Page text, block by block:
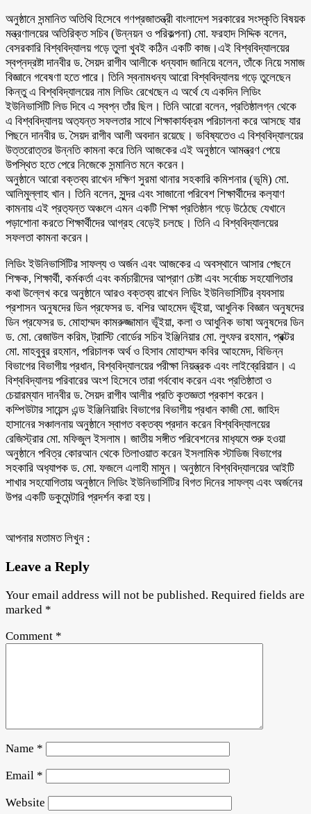
অনুষ্ঠানে সন্মানিত অতিথি হিসেবে গণপ্রজাতন্ত্রী বাংলাদেশ সরকারের সংস্কৃতি বিষয়ক
মন্ত্রণালয়ের অতিরিক্ত সচিব (উন্নয়ন ও পরিকল্পনা) মো. ফরহাদ সিদ্দিক বলেন,
বেসরকারি বিশ্ববিদ্যালয় গড়ে তুলা খুবই কঠিন একটি কাজ।এই বিশ্ববিদ্যালয়ের
স্বপ্নদ্রষ্টা দানবীর ড. সৈয়দ রাগীব আলীকে ধন্যবাদ জানিয়ে বলেন, তাঁকে নিয়ে সমাজ
বিজ্ঞানে গবেষণা হতে পারে। তিনি স্বনামধন্য আরো বিশ্ববিদ্যালয় গড়ে তুলেছেন
কিন্তু এ বিশ্ববিদ্যালয়ের নাম লিডিং রেখেছেন এ অর্থে যে একদিন লিডিং
ইউনিভার্সিটি লিড দিবে এ স্বপ্ন তাঁর ছিল। তিনি আরো বলেন, প্রতিষ্ঠালগ্ন থেকে
এ বিশ্ববিদ্যালয় অত‍্যন্ত সফলতার সাথে শিক্ষাকার্যক্রম পরিচালনা করে আসছে যার
পিছনে দানবীর ড. সৈয়দ রাগীব আলী অবদান রয়েছে। ভবিষ্যতেও এ বিশ্ববিদ্যালয়ের
উত্তরোত্তর উন্নতি কামনা করে তিনি আজকের এই অনুষ্ঠানে আমন্ত্রণ পেয়ে
উপস্থিত হতে পেরে নিজেকে সন্মানিত মনে করেন।
অনুষ্ঠানে আরো বক্তব্য রাখেন দক্ষিণ সুরমা থানার সহকারি কমিশনার (ভূমি) মো.
আলিমুল্লাহ খান। তিনি বলেন, সুন্দর এবং সাজানো পরিবেশ শিক্ষার্থীদের কল‍্যাণ
কামনায় এই প্রত‍্যন্ত অঞ্চলে এমন একটি শিক্ষা প্রতিষ্ঠান গড়ে উঠেছে যেখানে
পড়াশোনা করতে শিক্ষার্থীদের আগ্রহ বেড়েই চলছে। তিনি এ বিশ্ববিদ্যালয়ের
সফলতা কামনা করেন।
লিডিং ইউনিভার্সিটির সাফল্য ও অর্জন এবং আজকের এ অবস্থানে আসার পেছনে
শিক্ষক, শিক্ষার্থী, কর্মকর্তা এবং কর্মচারীদের আপ্রাণ চেষ্টা এবং সর্বোচ্চ সহযোগিতার
কথা উল্লেখ করে অনুষ্ঠানে আরও বক্তব্য রাখেন লিডিং ইউনিভার্সিটির ব‍্যবসায়
প্রশাসন অনুষদের ডিন প্রফেসর ড. বশির আহমেদ ভূঁইয়া, আধুনিক বিজ্ঞান অনুষদের
ডিন প্রফেসর ড. মোহাম্মদ কামরুজ্জামান ভূঁইয়া, কলা ও আধুনিক ভাষা অনুষদের ডিন
ড. মো. রেজাউল করিম, ট্রাস্টি বোর্ডের সচিব ইঞ্জিনিয়ার মো. লুৎফর রহমান, প্রক্টর
মো. মাহবুবুর রহমান, পরিচালক অর্থ ও হিসাব মোহাম্মদ কবির আহমেদ, বিভিন্ন
বিভাগের বিভাগীয় প্রধান, বিশ্ববিদ্যালয়ের পরীক্ষা নিয়ন্ত্রক এবং লাইব্রেরিয়ান। এ
বিশ্ববিদ্যালয় পরিবারের অংশ হিসেবে তারা গর্ববোধ করেন এবং প্রতিষ্ঠাতা ও
চেয়ারম্যান দানবীর ড. সৈয়দ রাগীব আলীর প্রতি কৃতজ্ঞতা প্রকাশ করেন।
কম্পিউটার সায়েন্স এন্ড ইঞ্জিনিয়ারিং বিভাগের বিভাগীয় প্রধান কাজী মো. জাহিদ
হাসানের সঞ্চালনায় অনুষ্ঠানে স্বাগত বক্তব্য প্রদান করেন বিশ্ববিদ্যালয়ের
রেজিস্ট্রার মো. মফিজুল ইসলাম। জাতীয় সঙ্গীত পরিবেশনের মাধ‍্যমে শুরু হওয়া
অনুষ্ঠানে পবিত্র কোরআন থেকে তিলাওয়াত করেন ইসলামিক স্টাডিজ বিভাগের
সহকারি অধ‍্যাপক ড. মো. ফজলে এলাহী মামুন। অনুষ্ঠানে বিশ্ববিদ্যালয়ের আইটি
শাখার সহযোগিতায় অনুষ্ঠানে লিডিং ইউনিভার্সিটির বিগত দিনের সাফল্য এবং অর্জনের
উপর একটি ডকুমেন্টারি প্রদর্শন করা হয়।
আপনার মতামত লিখুন :
Leave a Reply
Your email address will not be published. Required fields are
marked *
Comment *
Name *
Email *
Website